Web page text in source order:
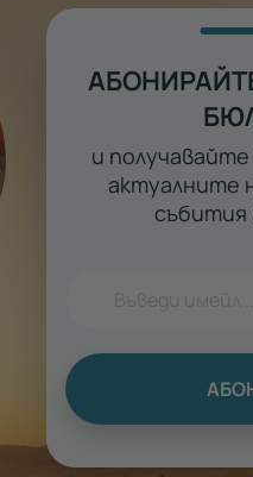
и
актуалните